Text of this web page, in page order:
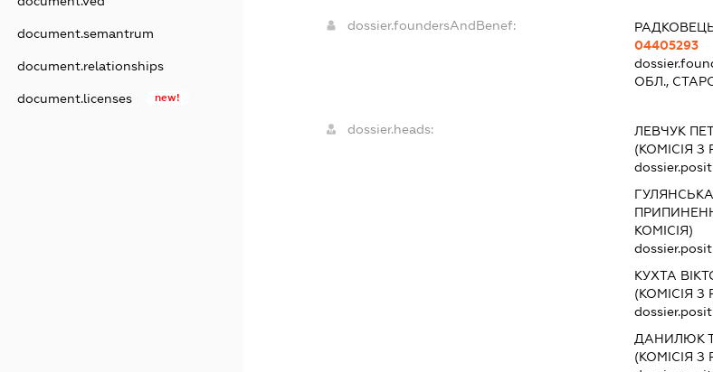
document.semantrum
document.relationships
document.licenses new!
dossier.foundersAndBenef:
04405293
ОБЛ.,
dossier.heads: ЛЕВЧУК
(КОМІСІЯ З
КОМІСІЯ)
КУХТА
(КОМІСІЯ З
ДАНИЛЮК
(КОМІСІЯ З